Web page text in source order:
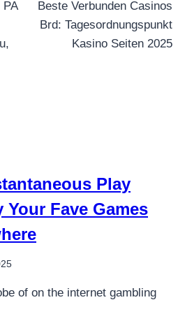
ว
ว
Beste Verbunden Casinos
Brd: Tagesordnungspunkt
Kasino Seiten 2025
Play
Fave Games
of on the internet gambling